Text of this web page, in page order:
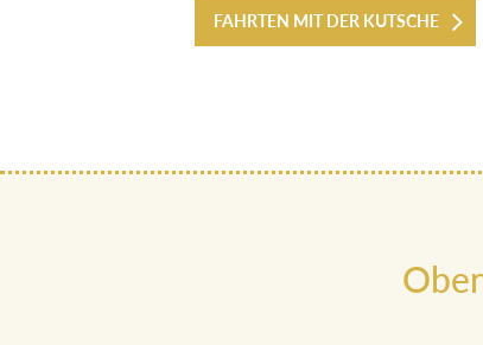
FAHRTEN MIT DER KUTSCHE